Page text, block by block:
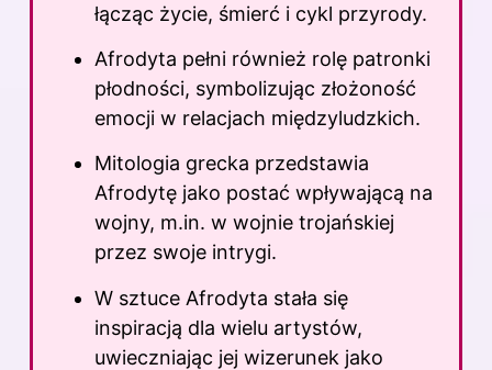
łącząc życie, śmierć i cykl przyrody.
Afrodyta pełni również rolę patronki
płodności, symbolizując złożoność
emocji w relacjach międzyludzkich.
Mitologia grecka przedstawia
Afrodytę jako postać wpływającą na
wojny, m.in. w wojnie trojańskiej
przez swoje intrygi.
W sztuce Afrodyta stała się
inspiracją dla wielu artystów,
uwieczniając jej wizerunek jako